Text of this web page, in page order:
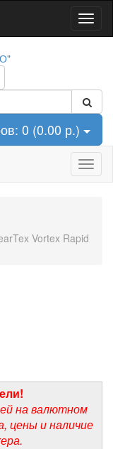
0 (0.00 р.)
Vortex Rapid
на валютном
цены и наличие